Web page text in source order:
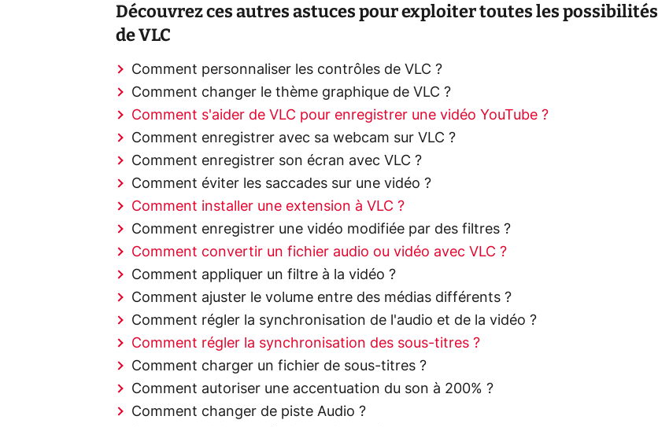
Découvrez ces autres astuces pour exploiter toutes les possibilités
de VLC
Comment personnaliser les contrôles de VLC ?
Comment changer le thème graphique de VLC ?
Comment s'aider de VLC pour enregistrer une vidéo YouTube ?
Comment enregistrer avec sa webcam sur VLC ?
Comment enregistrer son écran avec VLC ?
Comment éviter les saccades sur une vidéo ?
Comment installer une extension à VLC ?
Comment enregistrer une vidéo modifiée par des filtres ?
Comment convertir un fichier audio ou vidéo avec VLC ?
Comment appliquer un filtre à la vidéo ?
Comment ajuster le volume entre des médias différents ?
Comment régler la synchronisation de l'audio et de la vidéo ?
Comment régler la synchronisation des sous-titres ?
Comment charger un fichier de sous-titres ?
Comment autoriser une accentuation du son à 200% ?
Comment changer de piste Audio ?